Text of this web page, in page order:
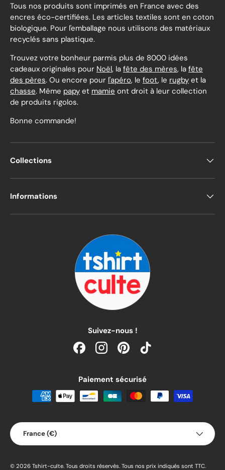
Tous nos produits sont imprimés en France avec des
encres éco-certifiées. Les articles textiles sont en coton
biologique. Pour l'emballage nous utilisons des matériaux
recyclés sans plastique.
Trouvez votre bonheur parmis plus de 8000 idées
cadeaux originales pour Noël, la fête des mères, la fête
des pères. Ou encore pour l'apéro, le foot, le rugby et la
chasse. Même papy et mamie ont droit à leur collection
de produits rigolos.
Bonne commande!
Collections
Informations
Suivez-nous !
FacebookInstagramPinterestTikTok
Paiement sécurisé
Pays
France (€)
© 2026 Tshirt-culte. Tous droits réservés. Tous nos prix indiqués sont TTC.